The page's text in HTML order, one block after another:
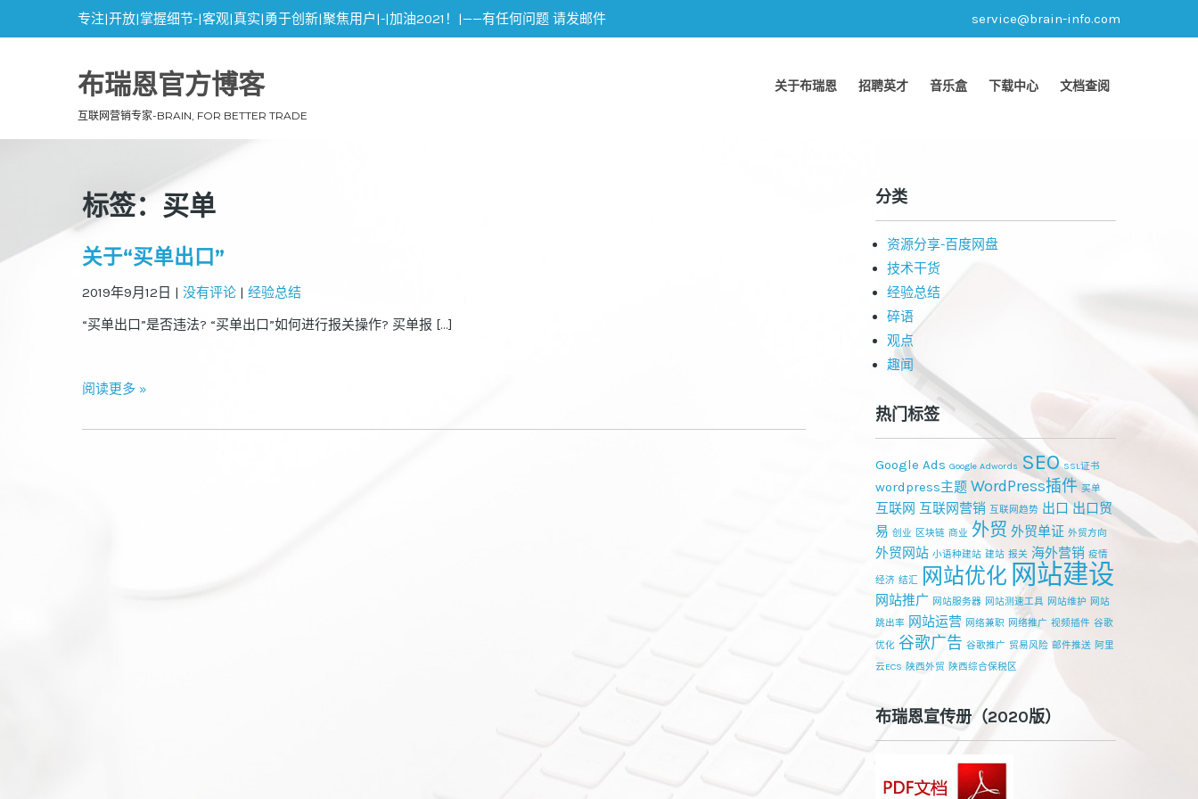
专注|开放|掌握细节-|客观|真实|勇于创新|聚焦用户|-|加油2021！|——有任何问题 请发邮件 service@brain-info.com
布瑞恩官方博客
互联网营销专家-BRAIN, FOR BETTER TRADE
关于布瑞恩 招聘英才 音乐盒 下载中心 文档查阅
标签：买单
关于“买单出口”
2019年9月12日 | 没有评论 | 经验总结
“买单出口”是否违法? “买单出口”如何进行报关操作? 买单报 […]
阅读更多 »
分类
资源分享-百度网盘
技术干货
经验总结
碎语
观点
趣闻
热门标签
Google Ads Google Adwords SEO SSL证书
wordpress主题 WordPress插件 买单
互联网 互联网营销 互联网趋势 出口 出口贸
易 创业 区块链 商业 外贸 外贸单证 外贸方向
外贸网站 小语种建站 建站 报关 海外营销 疫情
经济 结汇 网站优化 网站建设
网站推广 网站服务器 网站测速工具 网站维护 网站
跳出率 网站运营 网络兼职 网络推广 视频插件 谷歌
优化 谷歌广告 谷歌推广 贸易风险 邮件推送 阿里
云ECS 陕西外贸 陕西综合保税区
布瑞恩宣传册（2020版）